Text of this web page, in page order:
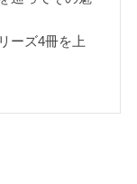
ーズ4冊を上